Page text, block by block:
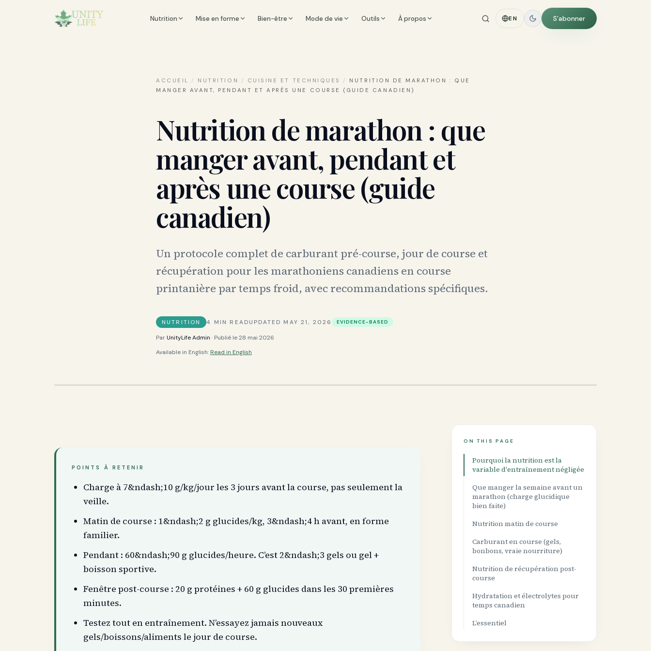
Nutrition Mise en forme Bien-être Mode de vie Outils À propos EN S’abonner
ACCUEIL / NUTRITION / CUISINE ET TECHNIQUES /
NUTRITION DE MARATHON : QUE
MANGER AVANT, PENDANT ET APRÈS UNE COURSE (GUIDE CANADIEN)
Nutrition de marathon : que
manger avant, pendant et
après une course (guide
canadien)
Un protocole complet de carburant pré-course, jour de course et
récupération pour les marathoniens canadiens en course
printanière par temps froid, avec recommandations spécifiques.
NUTRITION 4 MIN READUPDATED MAY 21, 2026 EVIDENCE-BASED
ParUnityLife Admin · Publié le28 mai 2026
Available in English: Read in English
POINTS À RETENIR
Charge à 7&ndash;10 g/kg/jour les 3 jours avant la course, pas seulement la
veille.
Matin de course : 1&ndash;2 g glucides/kg, 3&ndash;4 h avant, en forme
familier.
Pendant : 60&ndash;90 g glucides/heure. C’est 2&ndash;3 gels ou gel +
boisson sportive.
Fenêtre post-course : 20 g protéines + 60 g glucides dans les 30 premières
minutes.
Testez tout en entraînement. N’essayez jamais nouveaux
gels/boissons/aliments le jour de course.
ON THIS PAGE
Pourquoi la nutrition est la
variable d'entraînement négligée
Que manger la semaine avant un
marathon (charge glucidique
bien faite)
Nutrition matin de course
Carburant en course (gels,
bonbons, vraie nourriture)
Nutrition de récupération post-
course
Hydratation et électrolytes pour
temps canadien
L’essentiel